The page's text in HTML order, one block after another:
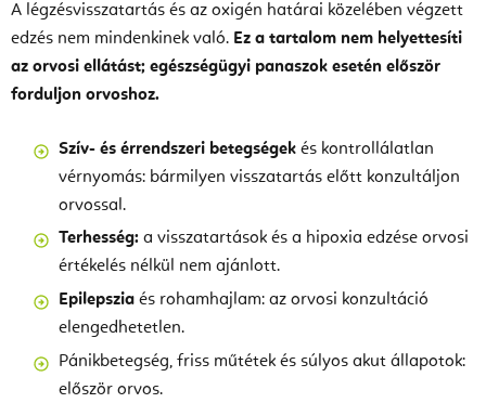
A légzésvisszatartás és az oxigén határai közelében végzett
edzés nem mindenkinek való. Ez a tartalom nem helyettesíti
az orvosi ellátást; egészségügyi panaszok esetén először
forduljon orvoshoz.
Szív- és érrendszeri betegségek és kontrollálatlan
vérnyomás: bármilyen visszatartás előtt konzultáljon
orvossal.
Terhesség: a visszatartások és a hipoxia edzése orvosi
értékelés nélkül nem ajánlott.
Epilepszia és rohamhajlam: az orvosi konzultáció
elengedhetetlen.
Pánikbetegség, friss műtétek és súlyos akut állapotok:
először orvos.